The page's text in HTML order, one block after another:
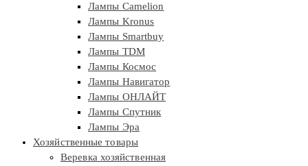
Лампы Camelion
Лампы Kronus
Лампы Smartbuy
Лампы TDM
Лампы Космос
Лампы Навигатор
Лампы ОНЛАЙТ
Лампы Спутник
Лампы Эра
Хозяйственные товары
Веревка хозяйственная